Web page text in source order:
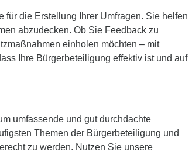
für die Erstellung Ihrer Umfragen. Sie helfen
abzudecken. Ob Sie Feedback zu
einholen möchten – mit
Ihre Bürgerbeteiligung effektiv ist und auf
umfassende und gut durchdachte
Themen der Bürgerbeteiligung und
zu werden. Nutzen Sie unsere